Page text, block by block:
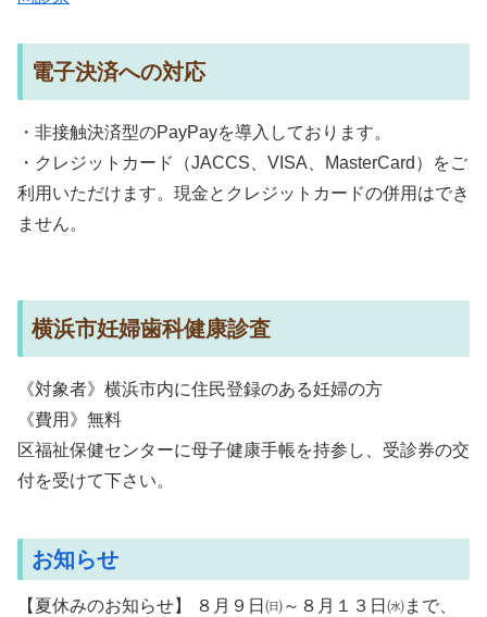
電子決済への対応
・非接触決済型のPayPayを導入しております。
・クレジットカード（JACCS、VISA、MasterCard）をご
利用いただけます。現金とクレジットカードの併用はでき
ません。
横浜市妊婦歯科健康診査
《対象者》横浜市内に住民登録のある妊婦の方
《費用》無料
区福祉保健センターに母子健康手帳を持参し、受診券の交
付を受けて下さい。
お知らせ
【夏休みのお知らせ】 ８月９日㈰～８月１３日㈬まで、